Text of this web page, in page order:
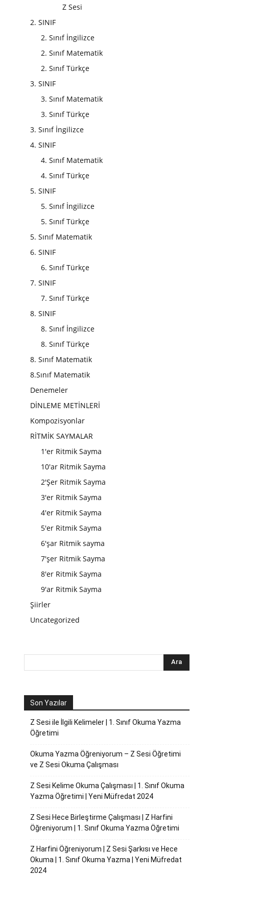
Z Sesi
2. SINIF
2. Sınıf İngilizce
2. Sınıf Matematik
2. Sınıf Türkçe
3. SINIF
3. Sınıf Matematik
3. Sınıf Türkçe
3. Sınıf İngilizce
4. SINIF
4. Sınıf Matematik
4. Sınıf Türkçe
5. SINIF
5. Sınıf İngilizce
5. Sınıf Türkçe
5. Sınıf Matematik
6. SINIF
6. Sınıf Türkçe
7. SINIF
7. Sınıf Türkçe
8. SINIF
8. Sınıf İngilizce
8. Sınıf Türkçe
8. Sınıf Matematik
8.Sınıf Matematik
Denemeler
DİNLEME METİNLERİ
Kompozisyonlar
RİTMİK SAYMALAR
1'er Ritmik Sayma
10'ar Ritmik Sayma
2'Şer Ritmik Sayma
3'er Ritmik Sayma
4'er Ritmik Sayma
5'er Ritmik Sayma
6'şar Ritmik sayma
7'şer Ritmik Sayma
8'er Ritmik Sayma
9'ar Ritmik Sayma
Şiirler
Uncategorized
Son Yazılar
Z Sesi ile İlgili Kelimeler | 1. Sınıf Okuma Yazma
Öğretimi
Okuma Yazma Öğreniyorum – Z Sesi Öğretimi
ve Z Sesi Okuma Çalışması
Z Sesi Kelime Okuma Çalışması | 1. Sınıf Okuma
Yazma Öğretimi | Yeni Müfredat 2024
Z Sesi Hece Birleştirme Çalışması | Z Harfini
Öğreniyorum | 1. Sınıf Okuma Yazma Öğretimi
Z Harfini Öğreniyorum | Z Sesi Şarkısı ve Hece
Okuma | 1. Sınıf Okuma Yazma | Yeni Müfredat
2024